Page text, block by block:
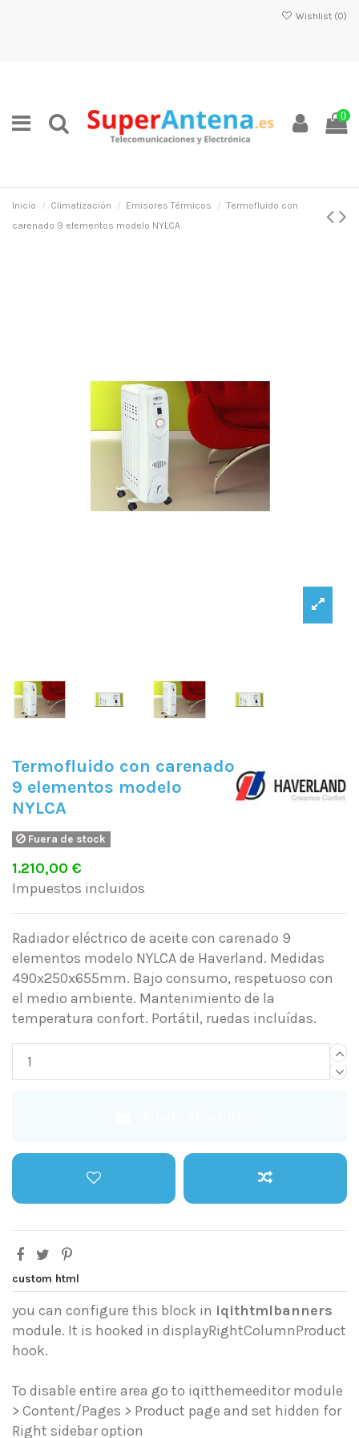
Wishlist (0)
0
Inicio Climatización Emisores Térmicos
Termofluido con
carenado 9 elementos modelo NYLCA
Termofluido con carenado
9 elementos modelo
NYLCA
Fuera de stock
1.210,00 €
Impuestos incluidos
Radiador eléctrico de aceite con carenado 9
elementos modelo NYLCA de Haverland. Medidas
490x250x655mm. Bajo consumo, respetuoso con
el medio ambiente. Mantenimiento de la
temperatura confort. Portátil, ruedas incluídas.
custom html
you can configure this block in iqithtmlbanners
module. It is hooked in displayRightColumnProduct
hook.
To disable entire area go to iqitthemeeditor module
> Content/Pages > Product page and set hidden for
Right sidebar option